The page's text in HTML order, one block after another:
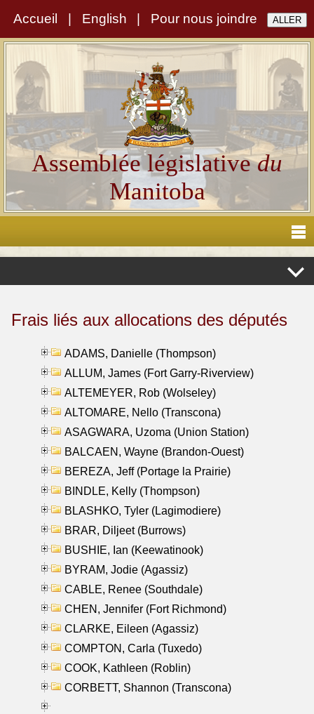
Accueil English Pour nous joindre
Assemblée législativedu
Manitoba
Frais liés aux allocations des députés
ADAMS, Danielle (Thompson)
ALLUM, James (Fort Garry-Riverview)
ALTEMEYER, Rob (Wolseley)
ALTOMARE, Nello (Transcona)
ASAGWARA, Uzoma (Union Station)
BALCAEN, Wayne (Brandon-Ouest)
BEREZA, Jeff (Portage la Prairie)
BINDLE, Kelly (Thompson)
BLASHKO, Tyler (Lagimodiere)
BRAR, Diljeet (Burrows)
BUSHIE, Ian (Keewatinook)
BYRAM, Jodie (Agassiz)
CABLE, Renee (Southdale)
CHEN, Jennifer (Fort Richmond)
CLARKE, Eileen (Agassiz)
COMPTON, Carla (Tuxedo)
COOK, Kathleen (Roblin)
CORBETT, Shannon (Transcona)